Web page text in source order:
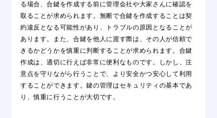
る場合、合鍵を作成する前に管理会社や大家さんに確認を
取ることが求められます。無断で合鍵を作成することは契
約違反となる可能性があり、トラブルの原因となることが
あります。また、合鍵を他人に渡す際は、その人が信頼で
きるかどうかを慎重に判断することが求められます。合鍵
作成は、適切に行えば非常に便利なものです。しかし、注
意点を守りながら行うことで、より安全かつ安心して利用
することができます。鍵の管理はセキュリティの基本であ
り、慎重に行うことが大切です。